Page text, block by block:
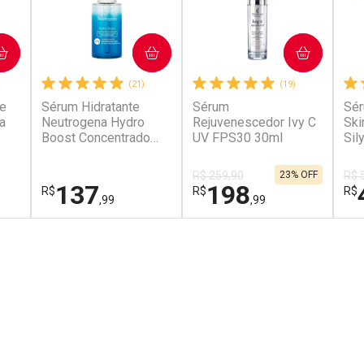
(21)
Sérum Hidratante
Neutrogena Hydro
Boost Concentrado
R$137,99
COMPRAR
(19)
Sérum
Rejuvenescedor Ivy C
UV FPS30 30ml
R$ 259,90
R$198,99
23% OFF
COMPRAR
R$
R$